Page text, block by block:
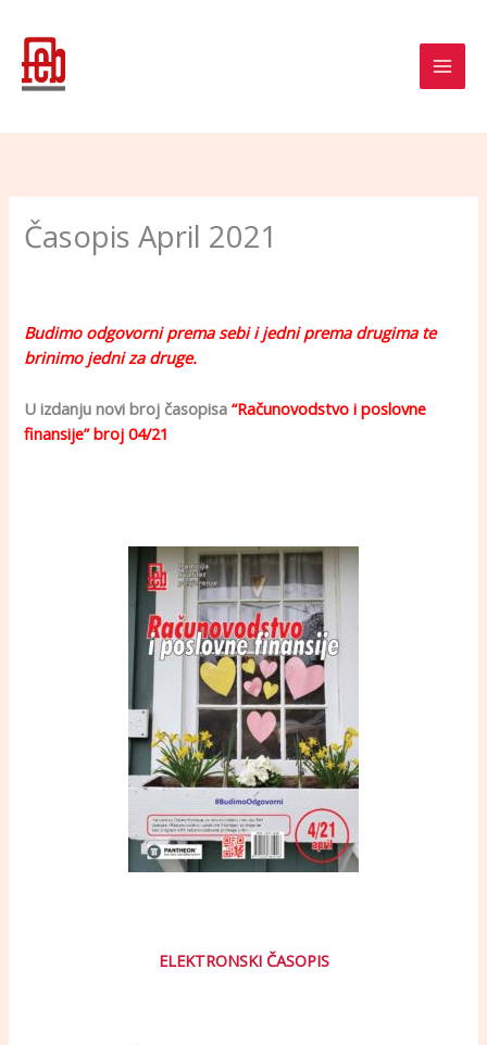
content
Časopis April 2021
Budimo odgovorni prema sebi i jedni prema drugima te
brinimo jedni za druge.
U izdanju novi broj časopisa“Računovodstvo i poslovne
finansije” broj 04/21
ELEKTRONSKI ČASOPIS